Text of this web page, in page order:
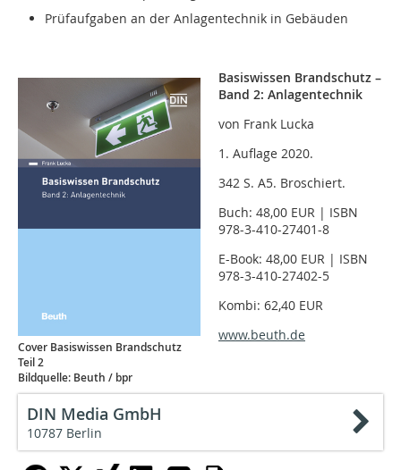
Prüfaufgaben an der Anlagentechnik in Gebäuden
Cover Basiswissen Brandschutz
Teil 2
Bildquelle: Beuth / bpr
Basiswissen Brandschutz –
Band 2: Anlagentechnik
von Frank Lucka
1. Auflage 2020.
342 S. A5. Broschiert.
Buch: 48,00 EUR | ISBN
978-3-410-27401-8
E-Book: 48,00 EUR | ISBN
978-3-410-27402-5
Kombi: 62,40 EUR
www.beuth.de
DIN Media GmbH
10787 Berlin